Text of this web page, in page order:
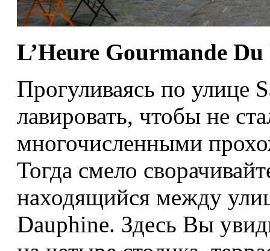
L’Heure Gourmande Du
Прогуливаясь по улице
лавировать, чтобы не
многочисленными
Тогда смело
находящийся между
Dauphine. Здесь Вы